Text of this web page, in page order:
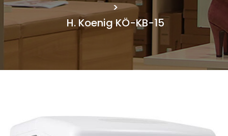
>
H. Koenig KÖ-KB-15